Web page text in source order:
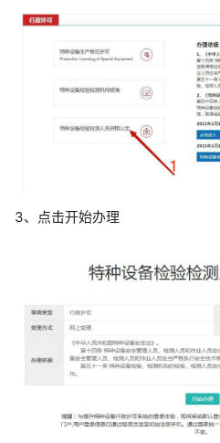
3、点击开始办理